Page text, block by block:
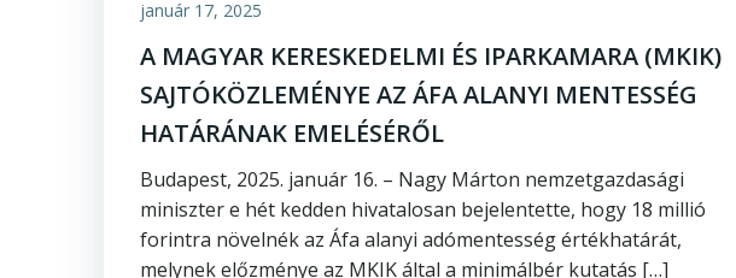
január 17, 2025
A MAGYAR KERESKEDELMI ÉS IPARKAMARA (MKIK)
SAJTÓKÖZLEMÉNYE AZ ÁFA ALANYI MENTESSÉG
HATÁRÁNAK EMELÉSÉRŐL
Budapest, 2025. január 16. – Nagy Márton nemzetgazdasági
miniszter e hét kedden hivatalosan bejelentette, hogy 18 millió
forintra növelnék az Áfa alanyi adómentesség értékhatárát,
melynek előzménye az MKIK által a minimálbér kutatás […]